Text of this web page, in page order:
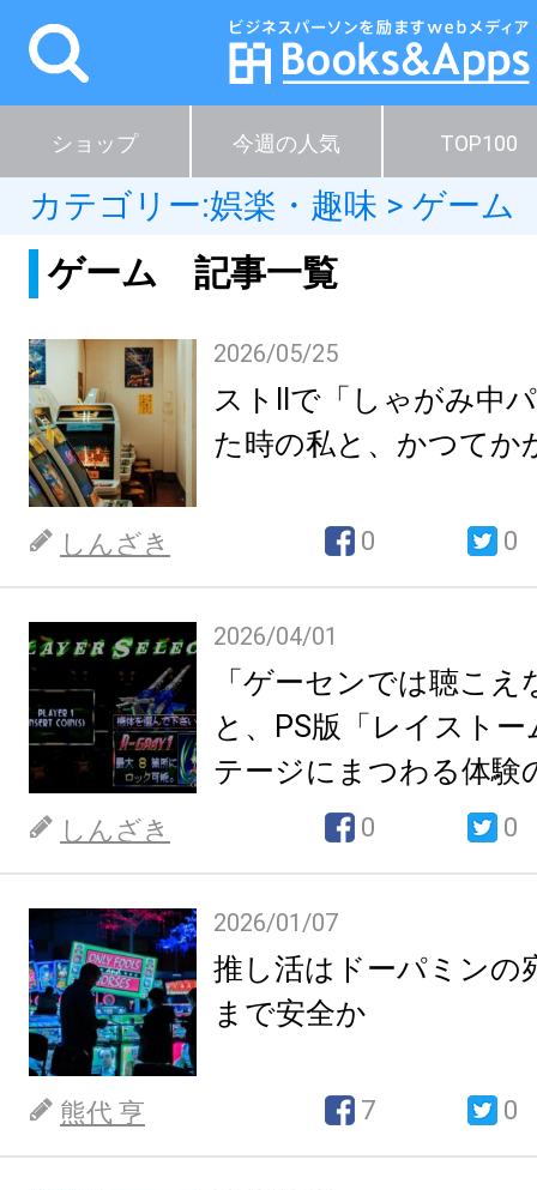
ショップ 今週の人気 TOP100
カテゴリー:娯楽・趣味 > ゲーム
ゲーム 記事一覧
2026/05/25
ストIIで「しゃがみ中
た時の私と、かつてか
しんざき 0 0
2026/04/01
「ゲーセンでは聴こ
と、PS版「レイスト
テージにまつわる体験
しんざき 0 0
2026/01/07
推し活はドーパミンの
まで安全か
熊代 亨 7 0